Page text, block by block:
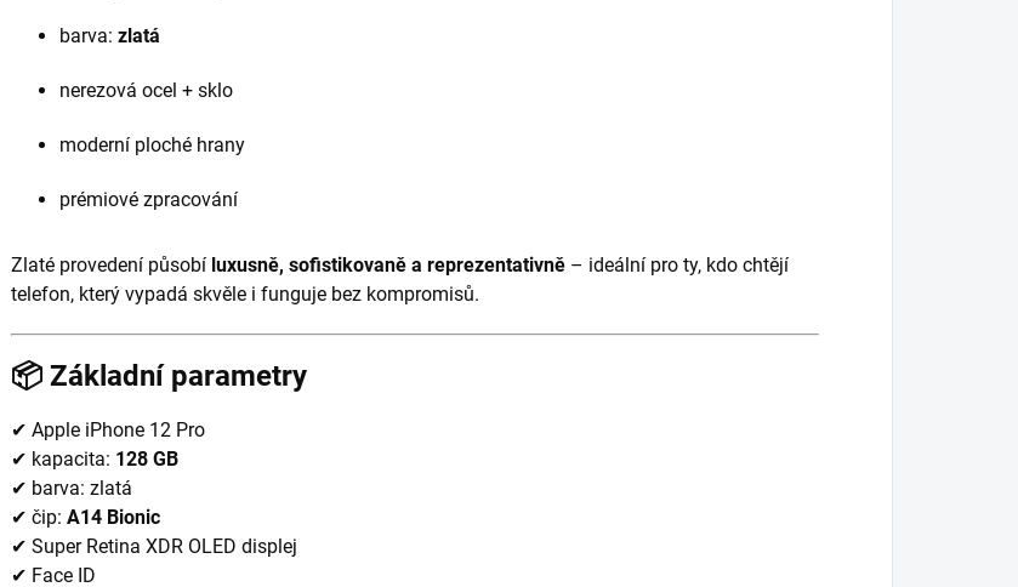
barva: zlatá
nerezová ocel + sklo
moderní ploché hrany
prémiové zpracování
Zlaté provedení působí luxusně, sofistikovaně a reprezentativně – ideální pro ty, kdo chtějí
telefon, který vypadá skvěle i funguje bez kompromisů.
📦 Základní parametry
✔ Apple iPhone 12 Pro
✔ kapacita: 128 GB
✔ barva: zlatá
✔ čip: A14 Bionic
✔ Super Retina XDR OLED displej
✔ Face ID